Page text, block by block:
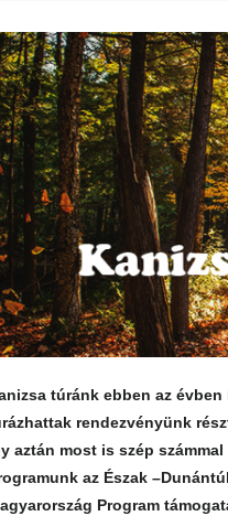
túránk ebben az
rendezvényünk
aztán most is szép
az Észak
Program